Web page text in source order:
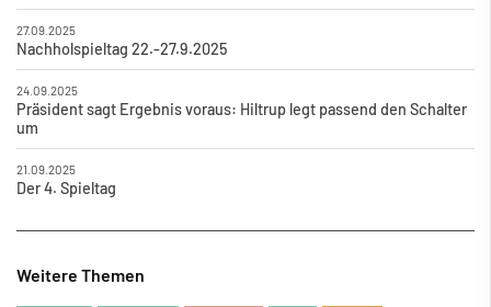
27.09.2025
Nachholspieltag 22.-27.9.2025
24.09.2025
Präsident sagt Ergebnis voraus: Hiltrup legt passend den Schalter
um
21.09.2025
Der 4. Spieltag
Weitere Themen